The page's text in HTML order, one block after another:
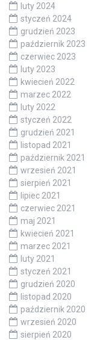
luty 2024
styczeń 2024
grudzień 2023
październik 2023
czerwiec 2023
luty 2023
kwiecień 2022
marzec 2022
luty 2022
styczeń 2022
grudzień 2021
listopad 2021
październik 2021
wrzesień 2021
sierpień 2021
lipiec 2021
czerwiec 2021
maj 2021
kwiecień 2021
marzec 2021
luty 2021
styczeń 2021
grudzień 2020
listopad 2020
październik 2020
wrzesień 2020
sierpień 2020